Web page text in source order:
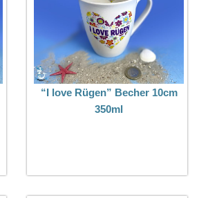
“I love Rügen” Becher 10cm
350ml